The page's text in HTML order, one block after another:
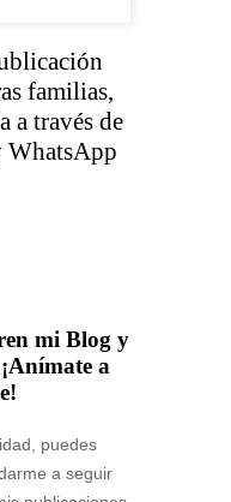
familias,
a través de
WhatsApp
mi Blog y
a
puedes
a seguir